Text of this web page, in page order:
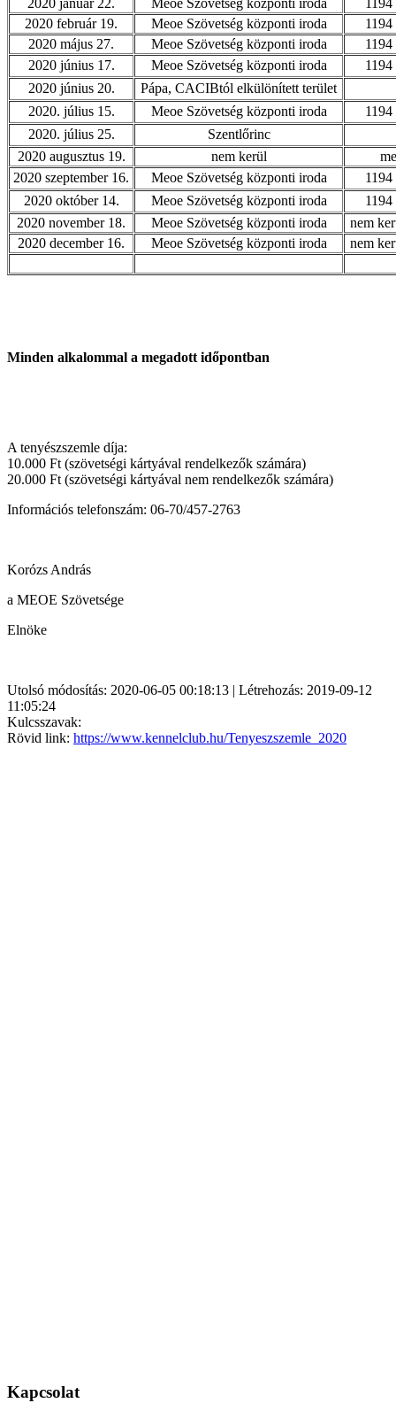
2020 február 19.
Meoe Szövetség központi iroda
2020 május 27.
Meoe Szövetség központi iroda
2020 június 17.
Meoe Szövetség központi iroda
2020 június 20.
Pápa, CACIBtól elkülönített terület
2020. július 15.
Meoe Szövetség központi iroda
2020. július 25.
Szentlőrinc
2020 augusztus 19.
nem kerül
2020 szeptember 16.
Meoe Szövetség központi iroda
2020 október 14.
Meoe Szövetség központi iroda
2020 november 18.
Meoe Szövetség központi iroda
nem
2020 december 16.
Meoe Szövetség központi iroda nem
Minden alkalommal a megadott időpontban
A tenyészszemle díja:
10.000 Ft (szövetségi kártyával rendelkezők számára)
20.000 Ft (szövetségi kártyával nem rendelkezők számára)
Információs telefonszám: 06-70/457-2763
Korózs András
a MEOE Szövetsége
Elnöke
Utolsó módosítás: 2020-06-05 00:18:13 | Létrehozás: 2019-09-12
11:05:24
Kulcsszavak:
Rövid link: https://www.kennelclub.hu/Tenyeszszemle_2020
Kapcsolat